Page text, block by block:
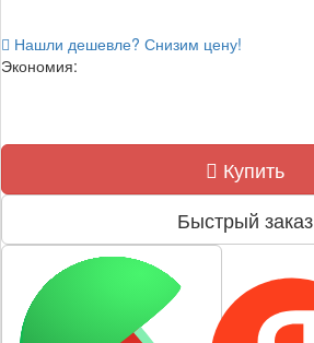
Нашли дешевле? Снизим цену!
Экономия:
Купить
Быстрый заказ